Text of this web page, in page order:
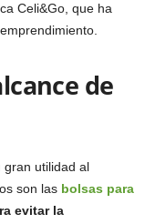
Celi&Go, que ha
de
gran utilidad al
son las bolsas para
evitar la